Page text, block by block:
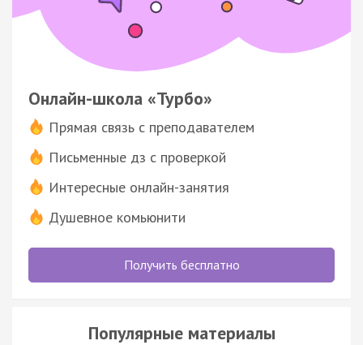
Онлайн-школа «Турбо»
Прямая связь с преподавателем
Письменные дз с проверкой
Интересные онлайн-занятия
Душевное комьюнити
Получить бесплатно
Популярные материалы